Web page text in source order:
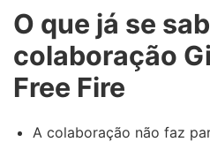
O que já se
colaboração
Free Fire
A colaboração não faz